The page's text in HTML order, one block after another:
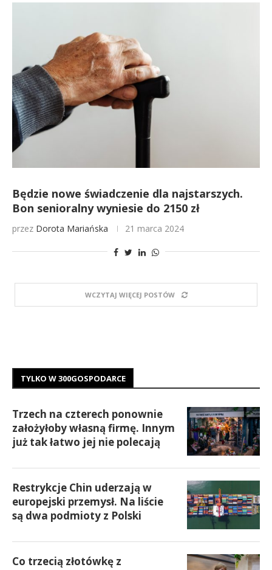
Będzie nowe świadczenie dla najstarszych.
Bon senioralny wyniesie do 2150 zł
przez Dorota Mariańska 21 marca 2024
WCZYTAJ WIĘCEJ POSTÓW
TYLKO W 300GOSPODARCE
Trzech na czterech ponownie
założyłoby własną firmę. Innym
już tak łatwo jej nie polecają
Restrykcje Chin uderzają w
europejski przemysł. Na liście
są dwa podmioty z Polski
Co trzecią złotówkę z